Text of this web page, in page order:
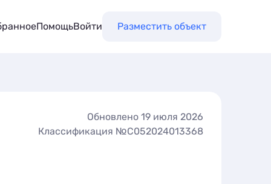
ПомощьВойти Разместить объект
Обновлено 19 июля 2026
Классификация №С052024013368